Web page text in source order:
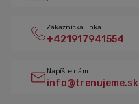
Zákaznícka linka
+421917941554
Napíšte nám
info@trenujeme.sk